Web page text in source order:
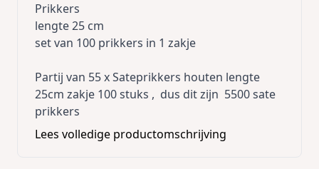
Prikkers
lengte 25 cm
set van 100 prikkers in 1 zakje
Partij van 55 x Sateprikkers houten lengte
25cm zakje 100 stuks , dus dit zijn 5500 sate
prikkers
Lees volledige productomschrijving